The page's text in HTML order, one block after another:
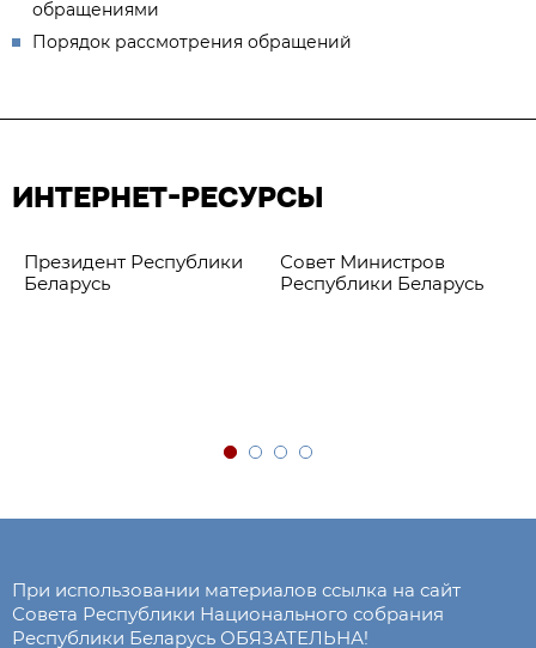
обращениями
Порядок рассмотрения обращений
ИНТЕРНЕТ-РЕСУРСЫ
Президент Республики
Беларусь
Совет Министров
Республики Беларусь
При использовании материалов ссылка на сайт
Совета Республики Национального собрания
Республики Беларусь ОБЯЗАТЕЛЬНА!